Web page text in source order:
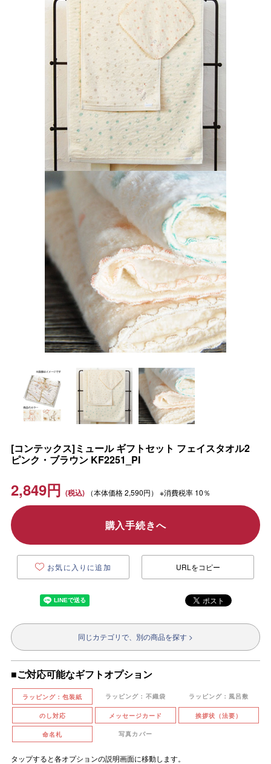
[コンテックス]ミュール ギフトセット フェイスタオル2
ピンク・ブラウン KF2251_PI
2,849円 （本体価格2,590円） ※消費税率 10％
購入手続きへ
お気に入りに追加 URLをコピー
同じカテゴリで、別の商品を探す >
■ご対応可能なギフトオプション
ラッピング：包装紙 ラッピング：不織袋 ラッピング：風呂敷
のし対応 メッセージカード 挨拶状（法要）
命名札 写真カバー
タップすると各オプションの説明画面に移動します。